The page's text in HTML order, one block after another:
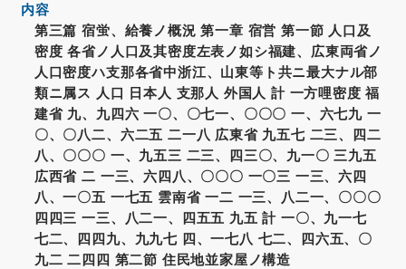
内容
第三篇 宿蛍、給養ノ概況 第一章 宿営 第一節 人口及
密度 各省ノ人口及其密度左表ノ如シ福建、広東両省ノ
人口密度ハ支那各省中浙江、山東等ト共ニ最大ナル部
類ニ属ス 人口 日本人 支那人 外国人 計 一方哩密度 福
建省 九、九四六 一〇、〇七一、〇〇〇 一、六七九 一
〇、〇八二、六二五 二一八 広東省 九五七 二三、四二
八、〇〇〇 一、九五三 二三、四三〇、九一〇 三九五
広西省 二 一三、六四八、〇〇〇 一〇三 一三、六四
八、一〇五 一七五 雲南省 一二 一三、八二一、〇〇〇
四四三 一三、八二一、四五五 九五 計 一〇、九一七
七二、四四九、九九七 四、一七八 七二、四六五、〇
九二 二四四 第二節 住民地並家屋ノ構造